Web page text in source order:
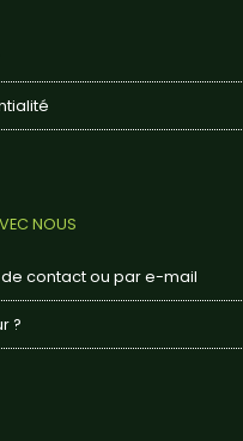
NOUS
contact ou par e-mail
?